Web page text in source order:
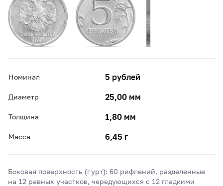
Номинал 5 рублей
Диаметр 25,00 мм
Толщина 1,80 мм
Масса 6,45 г
Боковая поверхность (гурт): 60 рифлений, разделенные
на 12 равных участков, чередующихся с 12 гладкими